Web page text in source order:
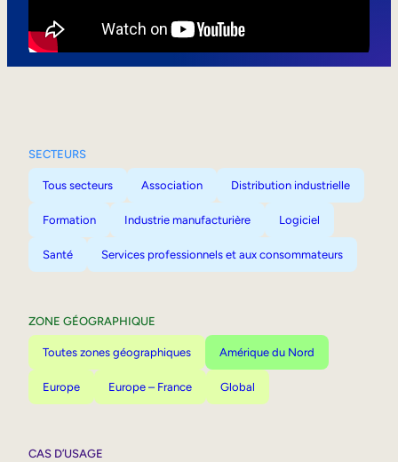
SECTEURS
Tous secteurs Association Distribution industrielle
Formation Industrie manufacturière Logiciel
Santé Services professionnels et aux consommateurs
ZONE GÉOGRAPHIQUE
Toutes zones géographiques Amérique du Nord
Europe Europe – France Global
CAS D’USAGE